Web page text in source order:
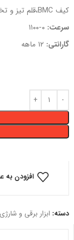
کیف BMC،قلم تیز و تخت،مته چهارشیار شماره 6،8،10
سرعت:
گارانتی:
افزودن به
دسته: ابزار برقی و شارژی